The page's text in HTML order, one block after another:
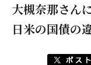
大槻奈那さん
日米の国債の